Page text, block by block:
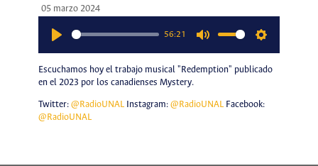
05 marzo 2024
56:21
Escuchamos hoy el trabajo musical "Redemption" publicado
en el 2023 por los canadienses Mystery.
Twitter: @RadioUNALInstagram: @RadioUNALFacebook:
@RadioUNAL